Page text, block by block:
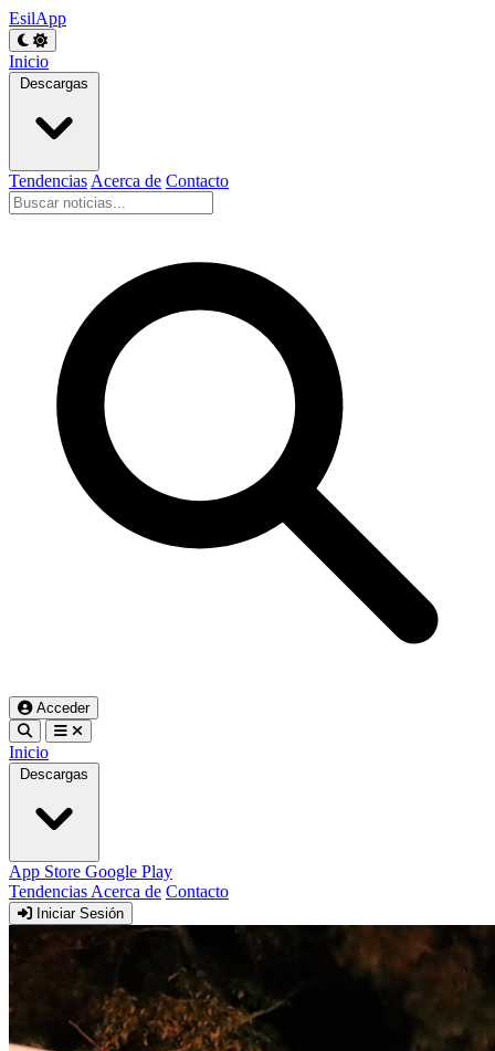
EsilApp
Inicio
Descargas
Tendencias Acerca de Contacto
Acceder
Inicio
Descargas
App Store Google Play
Tendencias Acerca de Contacto
Iniciar Sesión